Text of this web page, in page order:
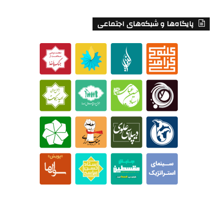
پایگاه‌ها و شبکه‌های اجتماعی